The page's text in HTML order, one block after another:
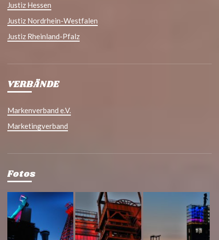
Justiz Hessen
Justiz Nordrhein-Westfalen
Justiz Rheinland-Pfalz
VERBÄNDE
Markenverband e.V.
Marketingverband
Fotos